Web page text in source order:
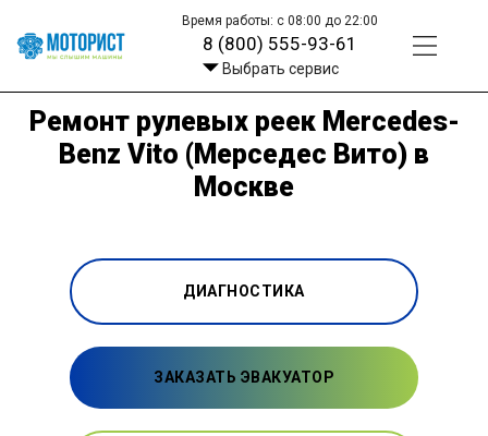
Время работы: с 08:00 до 22:00
8 (800) 555-93-61
Выбрать сервис
Ремонт рулевых реек Mercedes-
Benz Vito (Мерседес Вито) в
Москве
ДИАГНОСТИКА
ЗАКАЗАТЬ ЭВАКУАТОР